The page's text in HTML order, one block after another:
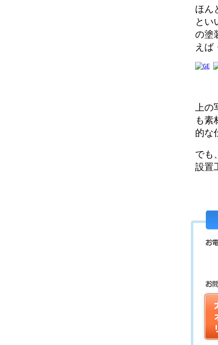
ほん
とい
の塗
えば
上
も素
的な
でも
設置